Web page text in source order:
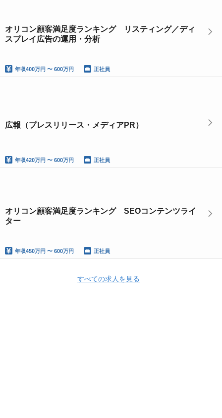
オリコン顧客満足度ランキング リスティング／ディ
スプレイ広告の運用・分析
年収400万円 〜 600万円 正社員
広報（プレスリリース・メディアPR）
年収420万円 〜 600万円 正社員
オリコン顧客満足度ランキング SEOコンテンツライ
ター
年収450万円 〜 600万円 正社員
すべての求人を見る